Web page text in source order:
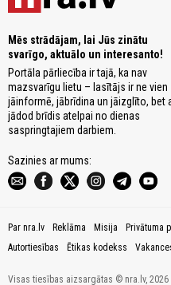
Mēs strādājam, lai Jūs zinātu
svarīgo, aktuālo un interesanto!
Portāla pārliecība ir tajā, ka nav
mazsvarīgu lietu – lasītājs ir ne vien
jāinformē, jābrīdina un jāizglīto, bet
jādod brīdis atelpai no dienas
saspringtajiem darbiem.
Sazinies ar mums:
Par nra.lv Reklāma Misija Privātuma
Autortiesības
Ētikas kodekss
Visas tiesības aizsargātas © nra.lv, 2026